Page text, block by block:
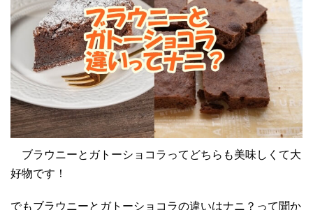
ブラウニーとガトーショコラってどちらも美味しくて大
好物です！
でもブラウニーとガトーショコラの違いはナニ？って聞か